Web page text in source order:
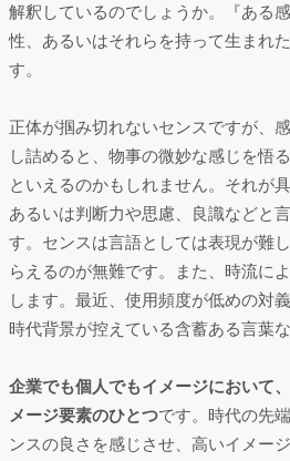
解釈しているのでしょうか。『ある
性、あるいはそれらを持って生まれ
す。
正体が掴み切れないセンスですが、
し詰めると、物事の微妙な感じを悟
といえるのかもしれません。それが
あるいは判断力や思慮、良識などと
す。センスは言語としては表現が難
らえるのが無難です。また、時流に
します。最近、使用頻度が低めの対
時代背景が控えている含蓄ある言葉な
企業でも個人でもイメージにおいて
メージ要素のひとつです。時代の先
ンスの良さを感じさせ、高いイメー